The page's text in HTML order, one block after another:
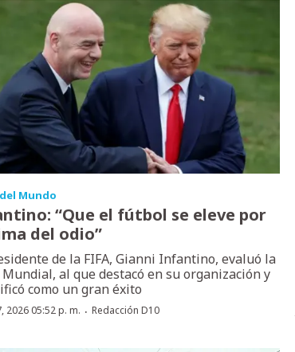
Mundo
“Que el fútbol se eleve por
del odio”
de la FIFA, Gianni Infantino, evaluó la
Mundial, al que destacó en su organización y
como un gran éxito
2026 05:52 p. m. ·Redacción D10